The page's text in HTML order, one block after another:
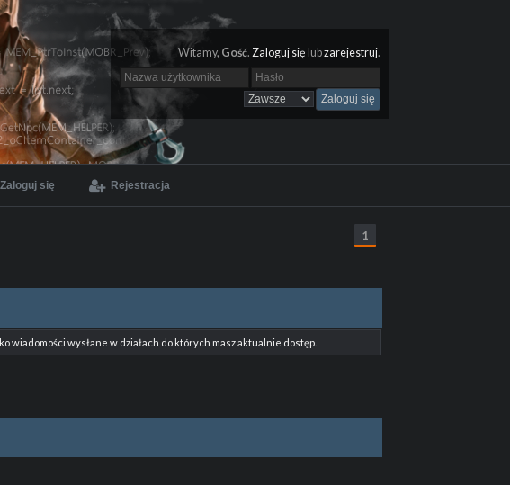
Witamy, Gość. Zaloguj się lubzarejestruj.
Zaloguj się Rejestracja
1
wiadomości wysłane w działach do których masz aktualnie dostęp.